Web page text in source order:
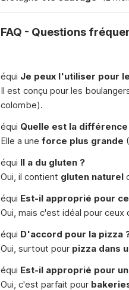
FAQ - Questions
équi Je peux l'utiliser pour
Il est conçu pour les
colombe).
équi Quelle est la
Elle a une force plus grande
équi Il a du gluten ?
Oui, il contient gluten naturel
équi Est-il approprié pour
Oui, mais c'est idéal pour
équi D'accord pour la pizza
Oui, surtout pour pizza dans
équi Est-il approprié pour
Oui, c'est parfait pour